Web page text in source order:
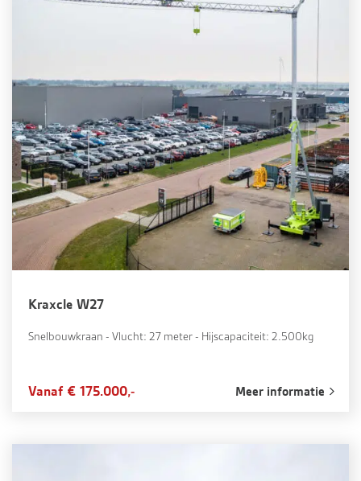
Kraxcle W27
Snelbouwkraan - Vlucht: 27 meter - Hijscapaciteit: 2.500kg
Vanaf € 175.000,- Meer informatie